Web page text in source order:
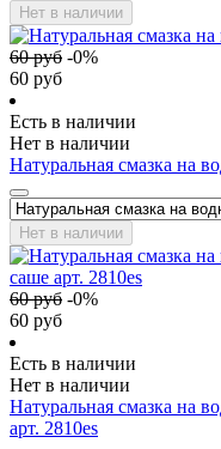
Нет в наличии
60руб -0%
60 руб
Есть в наличии
Нет в наличии
Натуральная смазка на
Нет в наличии
60руб -0%
60 руб
Есть в наличии
Нет в наличии
Натуральная смазка на
арт. 2810es